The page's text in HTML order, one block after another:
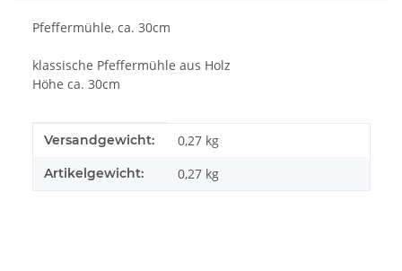
Pfeffermühle, ca. 30cm
klassische Pfeffermühle aus Holz
Höhe ca. 30cm
Produkteigenschaft
Wert
Versandgewicht: 0,27 kg
Artikelgewicht: 0,27 kg